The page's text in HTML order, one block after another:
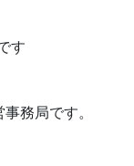
す
務局です。